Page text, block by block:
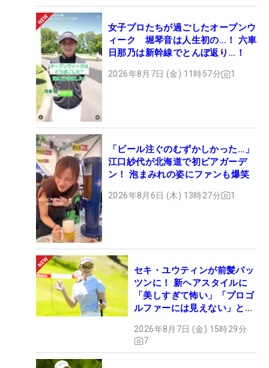
女子プロたちが過ごしたオープンウ
ィーク 堀琴音は人生初の…！ 六車
日那乃は新幹線でとんぼ返り…！
2026年8月7日 (金) 11時57分 1
「ビール注ぐのむずかしかった…」
江口紗代が北海道で初ビアガーデ
ン！ 泡まみれの姿にファンも爆笑
2026年8月6日 (木) 13時27分 1
セキ・ユウティンが前髪パッ
ツンに！ 新ヘアスタイルに
「美しすぎて怖い」「プロゴ
ルファーには見えない」とコ
2026年8月7日 (金) 15時29分
7